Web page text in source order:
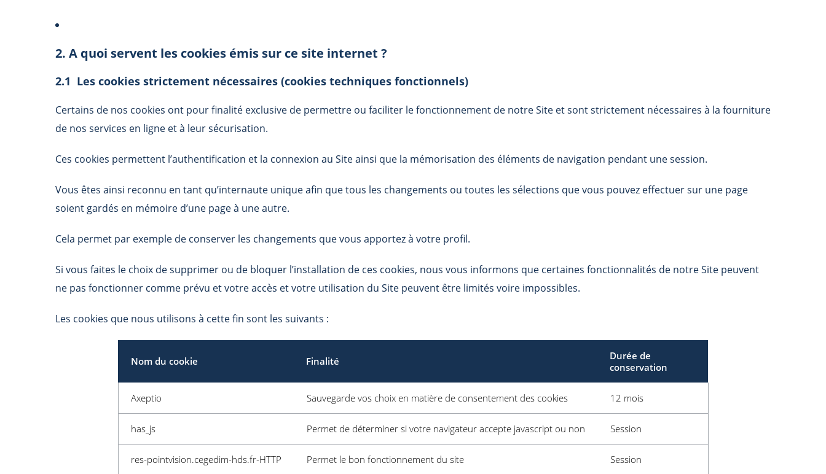
2. A quoi servent les cookies émis sur ce site internet ?
2.1 Les cookies strictement nécessaires (cookies techniques fonctionnels)
Certains de nos cookies ont pour finalité exclusive de permettre ou faciliter le fonctionnement de notre Site et sont strictement nécessaires à la fourniture
de nos services en ligne et à leur sécurisation.
Ces cookies permettent l’authentification et la connexion au Site ainsi que la mémorisation des éléments de navigation pendant une session.
Vous êtes ainsi reconnu en tant qu’internaute unique afin que tous les changements ou toutes les sélections que vous pouvez effectuer sur une page
soient gardés en mémoire d’une page à une autre.
Cela permet par exemple de conserver les changements que vous apportez à votre profil.
Si vous faites le choix de supprimer ou de bloquer l’installation de ces cookies, nous vous informons que certaines fonctionnalités de notre Site peuvent
ne pas fonctionner comme prévu et votre accès et votre utilisation du Site peuvent être limités voire impossibles.
Les cookies que nous utilisons à cette fin sont les suivants :
Nom du cookie Finalité
Durée de
conservation
Axeptio Sauvegarde vos choix en matière de consentement des cookies 12 mois
has_js Permet de déterminer si votre navigateur accepte javascript ou non Session
res-pointvision.cegedim-hds.fr-HTTP Permet le bon fonctionnement du site Session